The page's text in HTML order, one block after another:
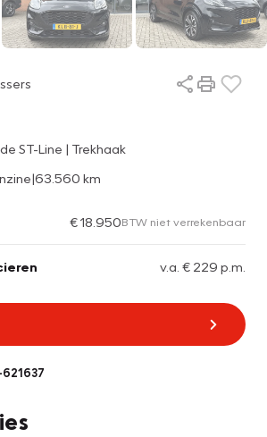
ST-Line | Trekhaak
|63.560 km
€ 18.950BTW niet verrekenbaar
v.a. € 229 p.m.
621637